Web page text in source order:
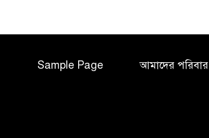
Sample Page আমাদের পরিবার